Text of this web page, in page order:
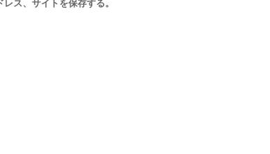
ス、サイトを保存する。